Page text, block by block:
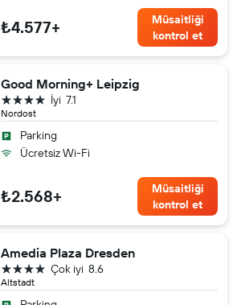
₺4.577+
Müsaitliği
kontrol et
Good Morning+ Leipzig
Nordost
7.1
İyi
4 yıldız
Parking
Ücretsiz Wi-Fi
₺2.568+
Müsaitliği
kontrol et
Amedia Plaza Dresden
Altstadt
8.6
Çok iyi
4 yıldız